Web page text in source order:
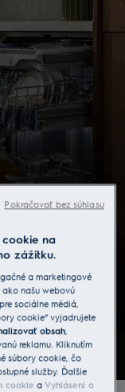
nadchne hneď,
použití.
na
zážitku.
a marketingové
našu webovú
sociálne médiá,
cookie“ vyjadrujete
obsah,
reklamu. Kliknutím
súbory cookie, čo
služby. Ďalšie
cookie a Vyhlásení o
Pokračovať bez súhlasu